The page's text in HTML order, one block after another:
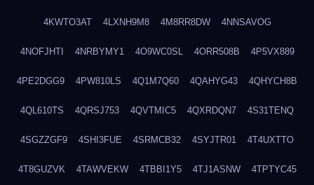
4KWTO3AT 4LXNH9M8 4M8RR8DW 4NNSAVOG
4NOFJHTI 4NRBYMY1 4O9WC0SL 4ORR508B 4P5VX889
4PE2DGG9 4PW810LS 4Q1M7Q60 4QAHYG43 4QHYCH8B
4QL610TS 4QRSJ753 4QVTMIC5 4QXRDQN7 4S31TENQ
4SGZZGF9 4SHI3FUE 4SRMCB32 4SYJTR01 4T4UXTTO
4T8GUZVK 4TAWVEKW 4TBBI1Y5 4TJ1ASNW 4TPTYC45